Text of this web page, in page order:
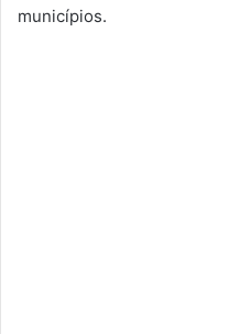
municípios.